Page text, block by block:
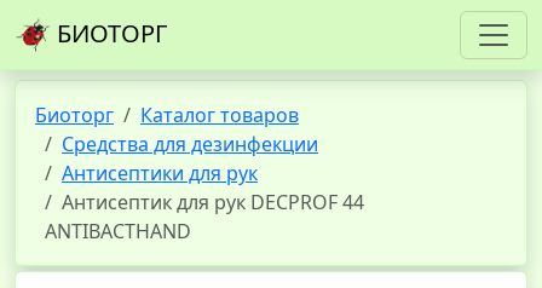
БИОТОРГ
Биоторг
Каталог товаров
Средства для дезинфекции
Антисептики для рук
Антисептик для рук DECPROF 44
ANTIBACTHAND